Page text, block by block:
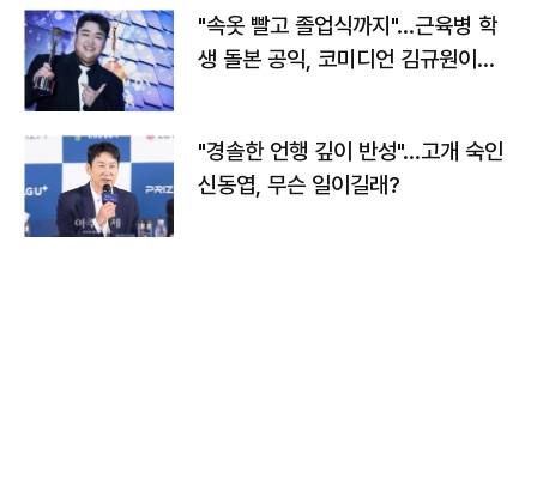
"속옷 빨고 졸업식까지"…근육병 학
생 돌본 공익, 코미디언 김규원이었
"경솔한 언행 깊이 반성"…고개 숙인
신동엽, 무슨 일이길래?